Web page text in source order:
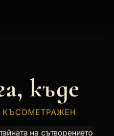
къде
КЪСОМЕТРАЖЕН
на сътворението